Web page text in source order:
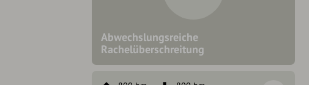
Abwechslungsreiche
Rachelüberschreitung